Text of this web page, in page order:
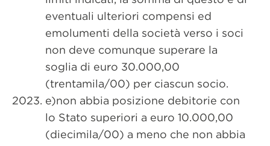
eventuali ulteriori compensi ed
emolumenti della società verso i soci
non deve comunque superare la
soglia di euro 30.000,00
(trentamila/00) per ciascun socio.
e)non abbia posizione debitorie con
lo Stato superiori a euro 10.000,00
(diecimila/00) a meno che non abbia